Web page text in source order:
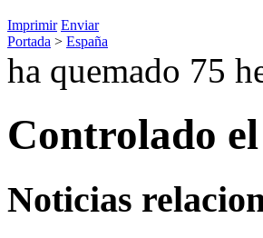
Imprimir Enviar
Portada > España
ha quemado 75
Controlado
Noticias